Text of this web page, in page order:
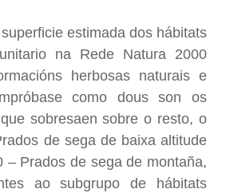
estimada dos hábitats
na Rede Natura 2000
herbosas naturais e
como dous son os
sobresaen sobre o resto, o
de sega de baixa altitude
– Prados de sega de montaña,
ao subgrupo de hábitats